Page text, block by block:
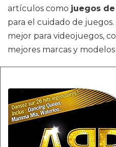
artículos como juegos
para el cuidado de
mejor para videojuegos,
mejores marcas y